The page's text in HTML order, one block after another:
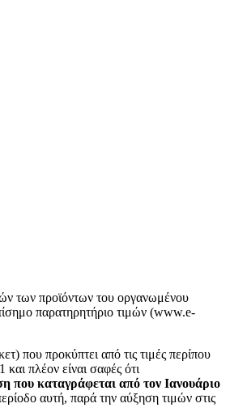
των προϊόντων του οργανωμένου
παρατηρητήριο τιμών (www.e-
που προκύπτει από τις τιμές περίπου
πλέον είναι σαφές ότι
που καταγράφεται από τον Ιανουάριο
αυτή, παρά την αύξηση τιμών στις